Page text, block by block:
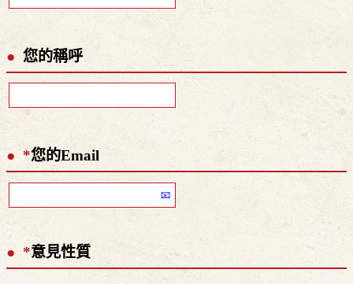
您的稱呼
*您的Email
*意見性質